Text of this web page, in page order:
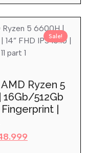
Sale!
Ryzen 5
16Gb/512Gb
Fingerprint |